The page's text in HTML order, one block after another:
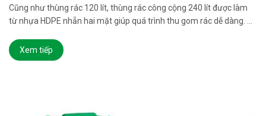
Cũng như thùng rác 120 lít, thùng rác công cộng 240 lít được làm
từ nhựa HDPE nhẵn hai mặt giúp quá trình thu gom rác dễ dàng. ...
Xem tiếp